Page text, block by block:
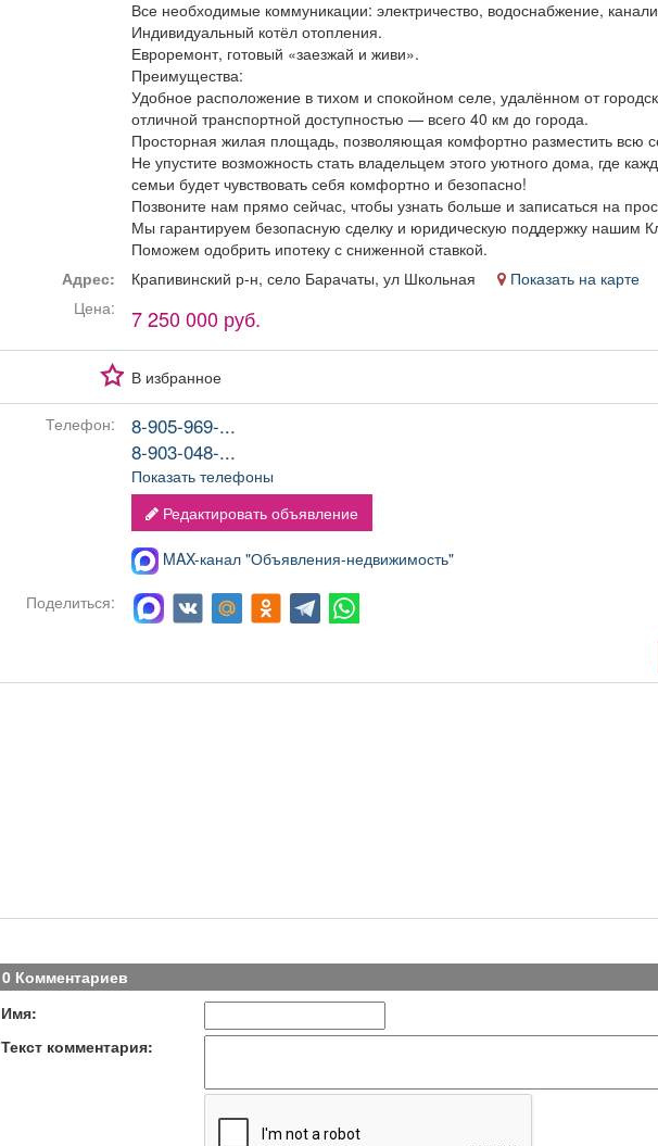
Все необходимые коммуникации: электричество, водоснабжение,
Индивидуальный котёл отопления.
Евроремонт, готовый «заезжай и живи».
Преимущества:
Удобное расположение в тихом и спокойном селе, удалённом от
отличной транспортной доступностью — всего 40 км до города.
Просторная жилая площадь, позволяющая комфортно разместить всю
Не упустите возможность стать владельцем этого уютного дома, где
семьи будет чувствовать себя комфортно и безопасно!
Позвоните нам прямо сейчас, чтобы узнать больше и записаться на
Мы гарантируем безопасную сделку и юридическую поддержку нашим
Поможем одобрить ипотеку с сниженной ставкой.
Адрес:
Крапивинский р-н, село Барачаты, ул Школьная
Показать на карте
Цена:
7 250 000 руб.
В избранное
Телефон:
8-905-969-...
8-903-048-...
Показать телефоны
Редактировать объявление
MAX-канал "Объявления-недвижимость"
Поделиться:
0 Комментариев
Имя:
Текст комментария: